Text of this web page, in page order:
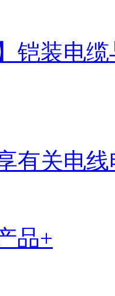
铠装电
有关电
品+